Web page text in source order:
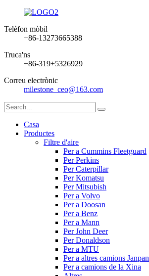
Telèfon mòbil
+86-13273665388
Truca'ns
+86-319+5326929
Correu electrònic
milestone_ceo@163.com
Casa
Productes
Filtre d'aire
Per a Cummins Fleetguard
Per Perkins
Per Caterpillar
Per Komatsu
Per Mitsubish
Per a Volvo
Per a Doosan
Per a Benz
Per a Mann
Per John Deer
Per Donaldson
Per a MTU
Per a altres camions Janpan
Per a camions de la Xina